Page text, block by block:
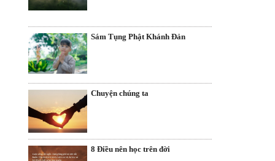
Sám Tụng Phật Khánh Đản
Chuyện chúng ta
8 Điều nên học trên đời